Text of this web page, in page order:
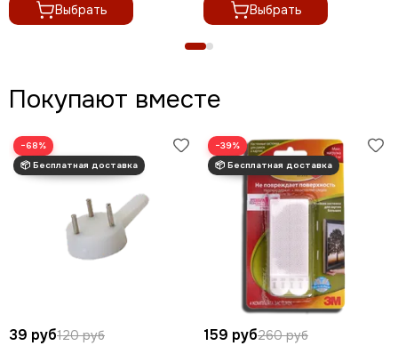
Выбрать Выбрать
Покупают вместе
−68%
39 руб120 руб
−39%
159 руб260 руб